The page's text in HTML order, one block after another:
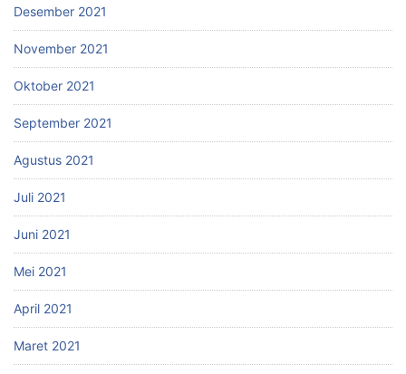
Desember 2021
November 2021
Oktober 2021
September 2021
Agustus 2021
Juli 2021
Juni 2021
Mei 2021
April 2021
Maret 2021